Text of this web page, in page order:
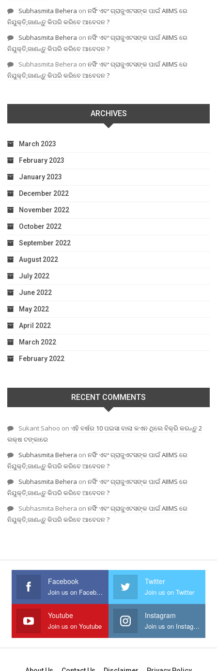
Subhasmita Behera on ନର୍ସିଂ ଏବଂ ଗ୍ରାଜୁଏଟସଙ୍କ ପାଇଁ AIIMS ରେ
ନିଯୁକ୍ତି,ଜାଣନ୍ତୁ କିପରି କରିବେ ଆବେଦନ ?
Subhasmita Behera on ନର୍ସିଂ ଏବଂ ଗ୍ରାଜୁଏଟସଙ୍କ ପାଇଁ AIIMS ରେ
ନିଯୁକ୍ତି,ଜାଣନ୍ତୁ କିପରି କରିବେ ଆବେଦନ ?
Subhasmita Behera on ନର୍ସିଂ ଏବଂ ଗ୍ରାଜୁଏଟସଙ୍କ ପାଇଁ AIIMS ରେ
ନିଯୁକ୍ତି,ଜାଣନ୍ତୁ କିପରି କରିବେ ଆବେଦନ ?
ARCHIVES
March 2023
February 2023
January 2023
December 2022
November 2022
October 2022
September 2022
August 2022
July 2022
June 2022
May 2022
April 2022
March 2022
February 2022
RECENT COMMENTS
Sukant Sahoo on ଏହି ବର୍ଷର 10 ପଇସା ବାଲା କଏନ ଥିଲେ ବିକ୍ରି କରନ୍ତୁ 2
ଲକ୍ଷ ଟଙ୍କାରେ
Subhasmita Behera on ନର୍ସିଂ ଏବଂ ଗ୍ରାଜୁଏଟସଙ୍କ ପାଇଁ AIIMS ରେ
ନିଯୁକ୍ତି,ଜାଣନ୍ତୁ କିପରି କରିବେ ଆବେଦନ ?
Subhasmita Behera on ନର୍ସିଂ ଏବଂ ଗ୍ରାଜୁଏଟସଙ୍କ ପାଇଁ AIIMS ରେ
ନିଯୁକ୍ତି,ଜାଣନ୍ତୁ କିପରି କରିବେ ଆବେଦନ ?
Subhasmita Behera on ନର୍ସିଂ ଏବଂ ଗ୍ରାଜୁଏଟସଙ୍କ ପାଇଁ AIIMS ରେ
ନିଯୁକ୍ତି,ଜାଣନ୍ତୁ କିପରି କରିବେ ଆବେଦନ ?
Facebook
Join us on Facebook
Twitter
Join us on Twitter
Youtube
Join us on Youtube
Instagram
Join us on Instagram